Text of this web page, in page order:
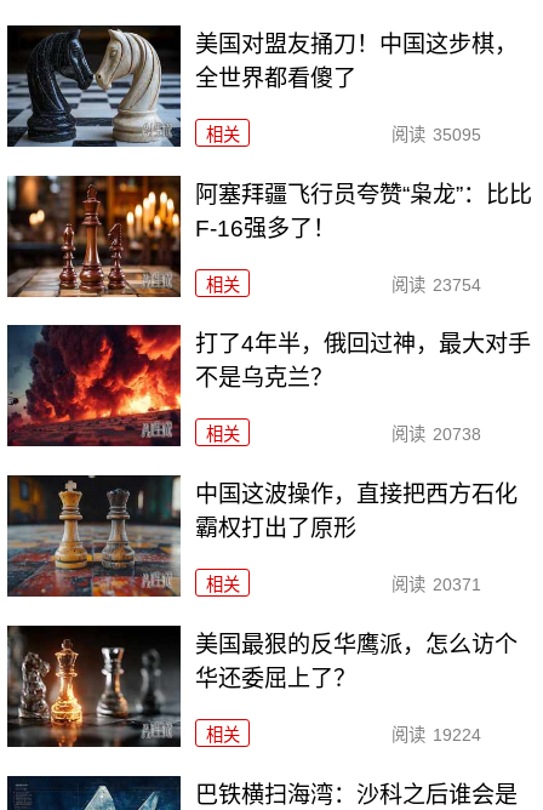
美国对盟友捅刀！中国这步棋，
全世界都看傻了
相关 阅读 35095
阿塞拜疆飞行员夸赞“枭龙”：比比
F-16强多了！
相关 阅读 23754
打了4年半，俄回过神，最大对手
不是乌克兰？
相关 阅读 20738
中国这波操作，直接把西方石化
霸权打出了原形
相关 阅读 20371
美国最狠的反华鹰派，怎么访个
华还委屈上了？
相关 阅读 19224
巴铁横扫海湾：沙科之后谁会是